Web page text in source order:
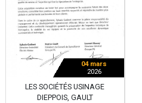
04 mars
2026
LES SOCIÉTÉS USINAGE
DIEPPOIS, GAULT